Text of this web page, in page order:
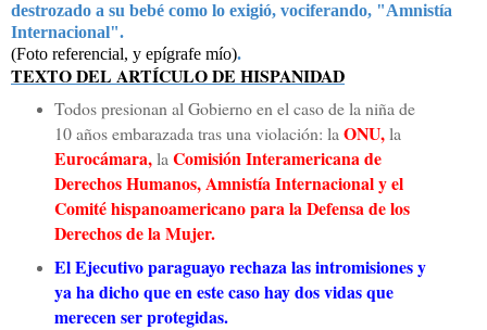
destrozado a su bebé como lo exigió, vociferando, "Amnistía
Internacional".
(Foto referencial, y epígrafe mío).
TEXTO DEL ARTÍCULO DE HISPANIDAD
Todos presionan al Gobierno en el caso de la niña de
10 años embarazada tras una violación: laONU,la
Eurocámara,la Comisión Interamericana de
Derechos Humanos, Amnistía Internacional y el
Comité hispanoamericano para la Defensa de los
Derechos de la Mujer.
El Ejecutivo paraguayo rechaza las intromisiones y
ya ha dicho que en este caso hay dos vidas que
merecen ser protegidas.